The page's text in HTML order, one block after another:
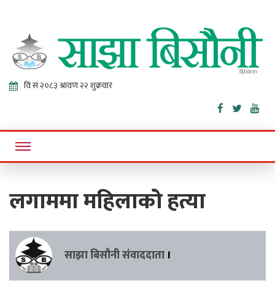
Sajha
Bisaunee
Online News Portal
लगाममा महिलाको हत्या
साझा बिसौनी संवाददाता ।